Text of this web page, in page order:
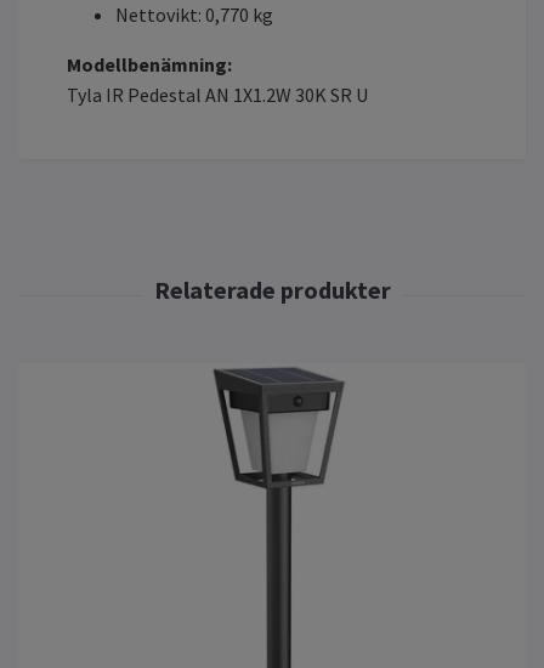
Nettovikt: 0,770 kg
Modellbenämning:
Tyla IR Pedestal AN 1X1.2W 30K SR U